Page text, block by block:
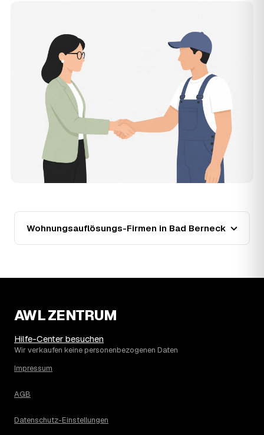
Werden Wohnungsauflösungen in Bad Berneck
teurer?
Seit 2023 verlief die Preisentwicklung in Bad Berneck
fallend (−16 %), mit dem bisherigen Höchststand im Jahr
2024. Eine Prognose lässt sich daraus nicht ableiten,
aber wer frühzeitig anfragt, sichert sich das aktuelle
Preisniveau als Festpreis — unabhängig von der weiteren
Marktentwicklung.
Warum liegt die Preisspanne zwischen 870 und
2.760 € in Bad Berneck?
Die Spanne ergibt sich vor allem aus Wohnfläche und
Möblierungsgrad: Eine kleine, kaum möblierte Wohnung
Endpreis zusätzlich. Den genauen Betrag für Ihre
Wohnung erfahren Sie erst nach einer kurzen,
Wohnungsauflösungs-Firmen in Bad Berneck
AWL ZENTRUM
Hilfe-Center besuchen
Wir verkaufen keine personenbezogenen Daten
Impressum
AGB
Datenschutz-Einstellungen